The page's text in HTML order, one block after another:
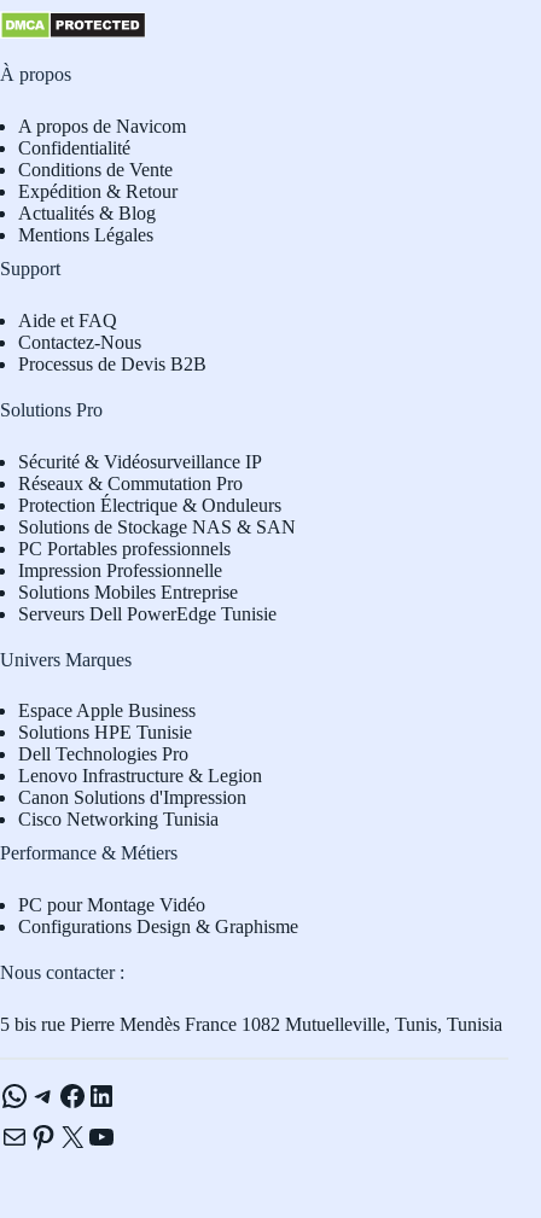
À propos
A propos de Navicom
Confidentialité
Conditions de Vente
Expédition & Retour
Actualités & Blog
Mentions Légales
Support
Aide et FAQ
Contactez-Nous
Processus de Devis B2B
Solutions Pro
Sécurité & Vidéosurveillance IP
Réseaux & Commutation Pro
Protection Électrique & Onduleurs
Solutions de Stockage NAS & SAN
PC Portables professionnels
Impression Professionnelle
Solutions Mobiles Entreprise
Serveurs Dell PowerEdge Tunisie
Univers Marques
Espace Apple Business
Solutions HPE Tunisie
Dell Technologies Pro
Lenovo Infrastructure & Legion
Canon Solutions d'Impression
Cisco Networking Tunisia
Performance & Métiers
PC pour Montage Vidéo
Configurations Design & Graphisme
Nous contacter :
5 bis rue Pierre Mendès France 1082 Mutuelleville, Tunis, Tunisia
WhatsApp
Telegram
Facebook
LinkedIn
E-mailPinterest
X YouTube